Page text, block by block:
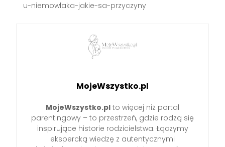
u-niemowlaka-jakie-sa-przyczyny
MojeWszystko.pl
MojeWszystko.pl to więcej niż portal
parentingowy – to przestrzeń, gdzie rodzą się
inspirujące historie rodzicielstwa. Łączymy
ekspercką wiedzę z autentycznymi